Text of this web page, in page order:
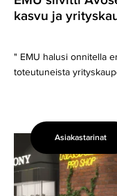
kasvu ja
" EMU halusi onnitella
toteutuneista
EMU
Ruotsissa
Asiakastarinat